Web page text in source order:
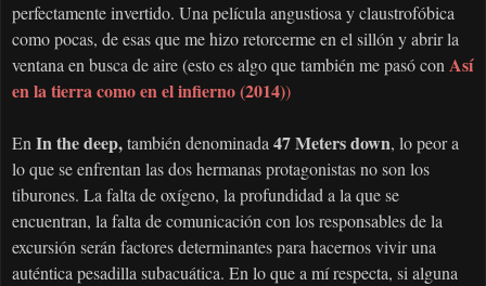
perfectamente invertido. Una película angustiosa y claustrofóbica
como pocas, de esas que me hizo retorcerme en el sillón y abrir la
ventana en busca de aire (esto es algo que también me pasó conAsí
en la tierra como en el infierno (2014))
EnIn the deep,también denominada47 Meters down, lo peor a
lo que se enfrentan las dos hermanas protagonistas no son los
tiburones. La falta de oxígeno, la profundidad a la que se
encuentran, la falta de comunicación con los responsables de la
excursión serán factores determinantes para hacernos vivir una
auténtica pesadilla subacuática. En lo que a mí respecta, si alguna